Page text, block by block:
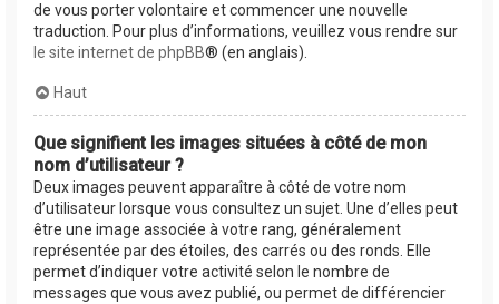
de vous porter volontaire et commencer une nouvelle
traduction. Pour plus d’informations, veuillez vous rendre sur
le site internet de phpBB® (en anglais).
Haut
Que signifient les images situées à côté de mon
nom d’utilisateur ?
Deux images peuvent apparaître à côté de votre nom
d’utilisateur lorsque vous consultez un sujet. Une d’elles peut
être une image associée à votre rang, généralement
représentée par des étoiles, des carrés ou des ronds. Elle
permet d’indiquer votre activité selon le nombre de
messages que vous avez publié, ou permet de différencier